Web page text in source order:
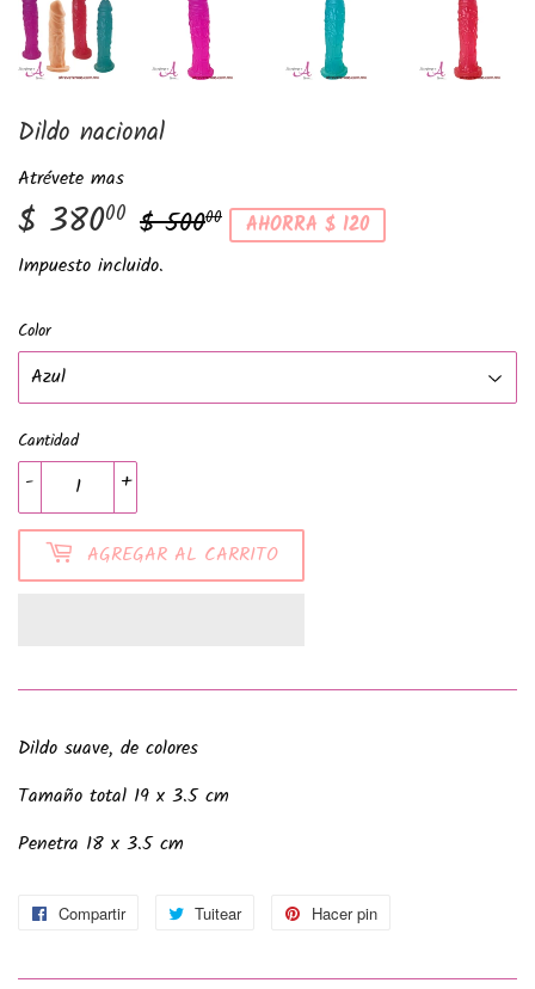
Dildo nacional
Atrévete mas
$ 38000 $ 50000 Precio
$
Precio
$ AHORRA $ 120
Impuesto incluido.
Color
Cantidad
+
-
AGREGAR AL CARRITO
Dildo suave, de colores
Tamaño total 19 x 3.5 cm
Penetra 18 x 3.5 cm
Compartir
Compartir
Facebook
Tuitear
Tuitear
Twitter
Hacer pin
Pinterest